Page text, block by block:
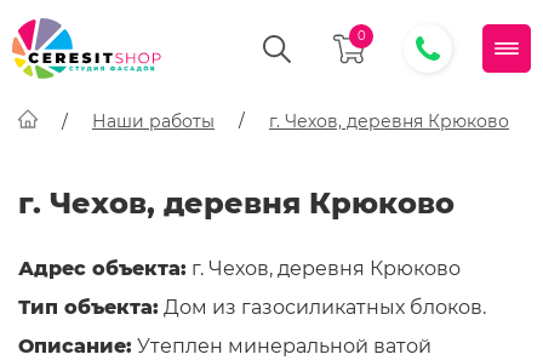
0
Наши работы г. Чехов, деревня Крюково
г. Чехов, деревня Крюково
Адрес объекта: г. Чехов, деревня Крюково
Тип объекта: Дом из газосиликатных блоков.
Описание: Утеплен минеральной ватой